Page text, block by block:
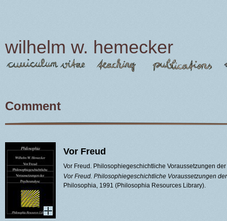
wilhelm w. hemecker
Comment
Vor Freud
Vor Freud. Philosophiegeschichtliche Voraussetzungen
Vor Freud. Philosophiegeschichtliche Voraussetzungen
Philosophia, 1991 (Philosophia Resources Library).